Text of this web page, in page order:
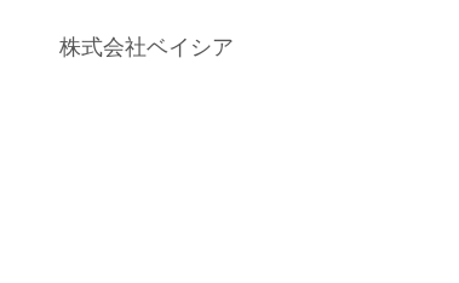
株式会社ベイシア